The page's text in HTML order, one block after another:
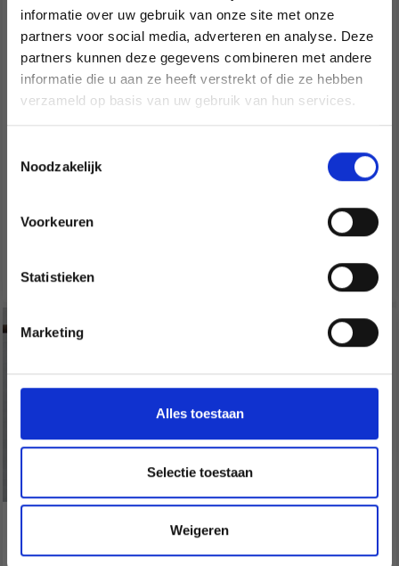
informatie over uw gebruik van onze site met onze
partners voor social media, adverteren en analyse. Deze
partners kunnen deze gegevens combineren met andere
informatie die u aan ze heeft verstrekt of die ze hebben
verzameld op basis van uw gebruik van hun services.
Noodzakelijk
Voorkeuren
Statistieken
Marketing
Alles toestaan
Selectie toestaan
Weigeren
DREAMS BY DROPS
EUR 14.60
Voir toutes les options
DROPS DESIGN
Prix à partir de
EUR 15.75
Voir toutes les options
30% de réduction
DENTELLE FAITE À LA
33-38 À COUVERT PAR
DROPS DESIGN
Économisez jusqu'à 50 %
Soyez le premier à connaître nos soldes et
Wil je liever nieuws ontvangen over onze
Nederlands?